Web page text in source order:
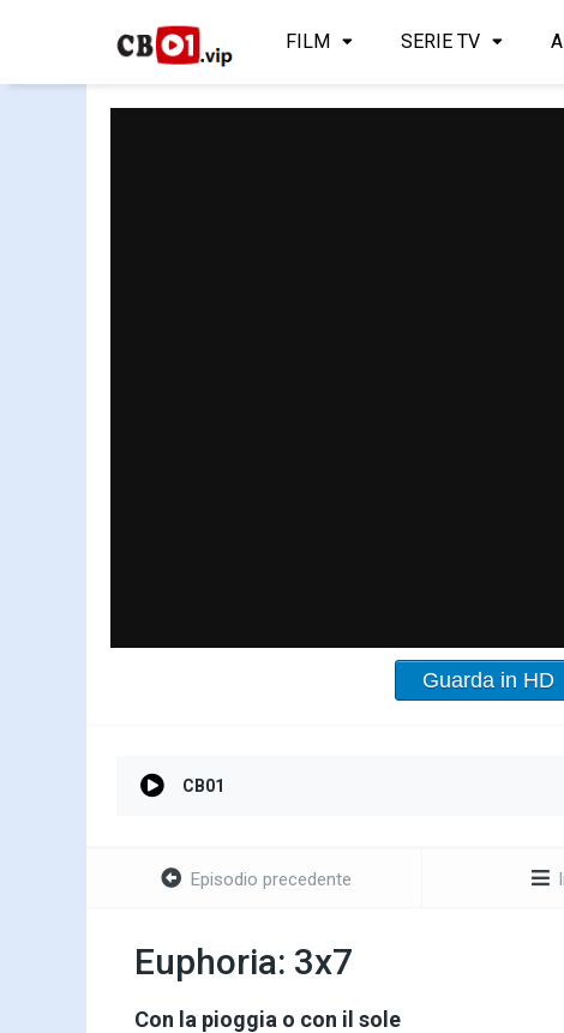
FILM SERIE TV
Guarda in HD
CB01
Episodio precedente
Euphoria: 3x7
Con la pioggia o con il sole